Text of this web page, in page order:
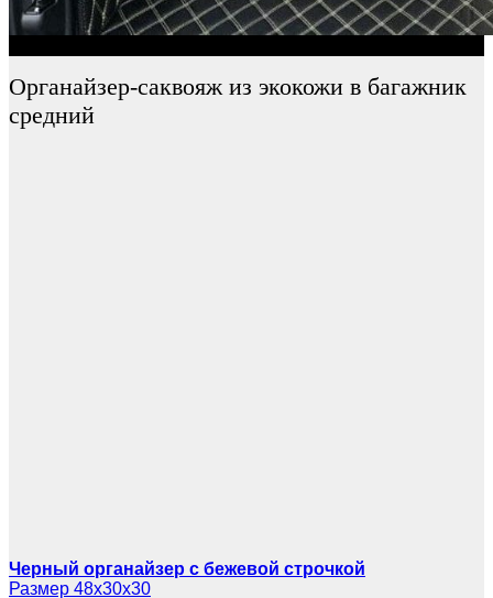
Органайзер-саквояж из экокожи в багажник
средний
Черный органайзер с бежевой строчкой
Размер 48х30х30